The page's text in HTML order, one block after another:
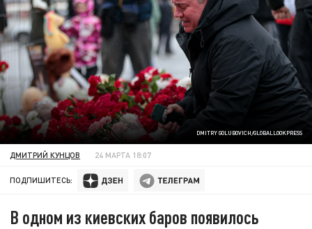
DMITRY GOLUBOVICH/GLOBALLOOKPRESS
ДМИТРИЙ КУНЦОВ 24 МАРТА 18:07
ПОДПИШИТЕСЬ:
В одном из киевских баров появилось